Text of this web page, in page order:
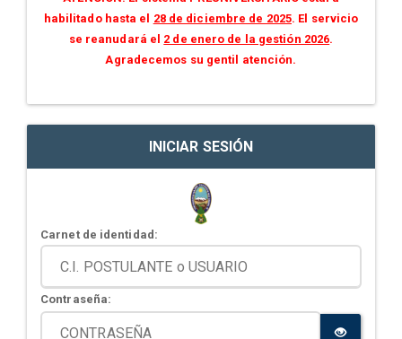
habilitado hasta el 28 de diciembre de 2025. El servicio
se reanudará el 2 de enero de la gestión 2026.
Agradecemos su gentil atención.
INICIAR SESIÓN
Carnet de identidad:
Contraseña: